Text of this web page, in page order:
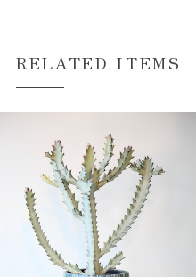
RELATED ITEMS